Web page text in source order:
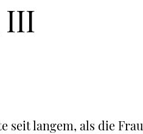
III
seit langem, als die Frau